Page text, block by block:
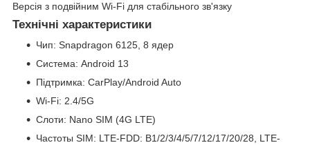
Версія з подвійним Wi-Fi для стабільного зв'язку
Технічні характеристики
Чип: Snapdragon 6125, 8 ядер
Система: Android 13
Підтримка: CarPlay/Android Auto
Wi-Fi: 2.4/5G
Слоти: Nano SIM (4G LTE)
Частоты SIM: LTE-FDD: B1/2/3/4/5/7/12/17/20/28, LTE-